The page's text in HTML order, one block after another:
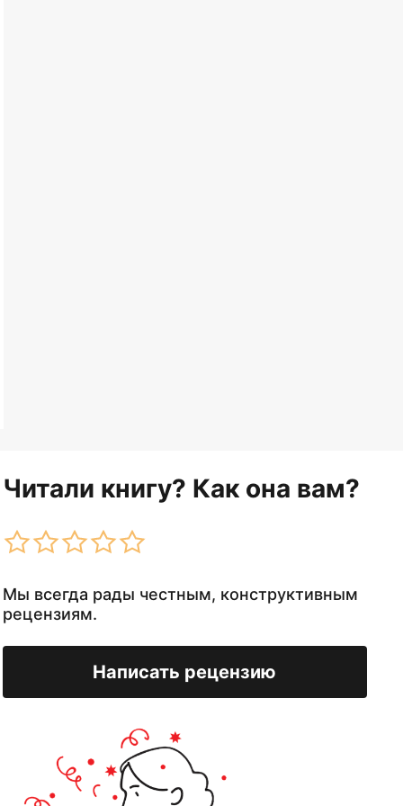
Читали книгу? Как она вам?
Мы всегда рады честным, конструктивным
рецензиям.
Написать рецензию